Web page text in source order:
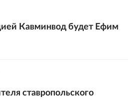
Кавминвод будет Ефим
ставропольского